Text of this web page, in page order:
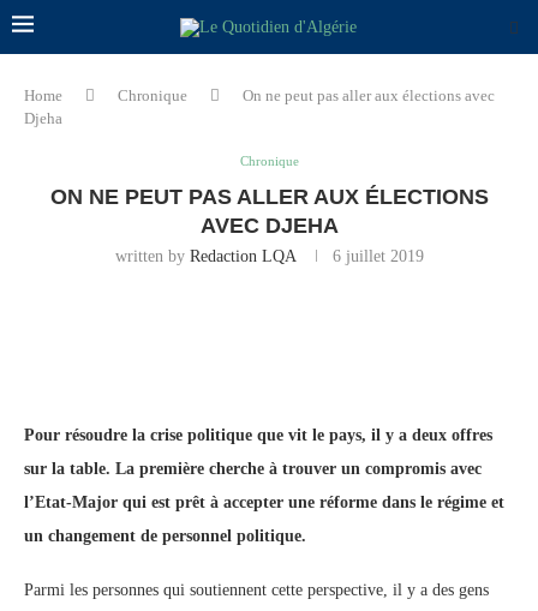
Home Chronique
On ne peut pas aller aux élections avec
Djeha
Chronique
ON NE PEUT PAS ALLER AUX ÉLECTIONS
AVEC DJEHA
written by Redaction LQA 6 juillet 2019
Pour résoudre la crise politique que vit le pays, il y a deux offres
sur la table. La première cherche à trouver un compromis avec
l’Etat-Major qui est prêt à accepter une réforme dans le régime et
un changement de personnel politique.
Parmi les personnes qui soutiennent cette perspective, il y a des gens